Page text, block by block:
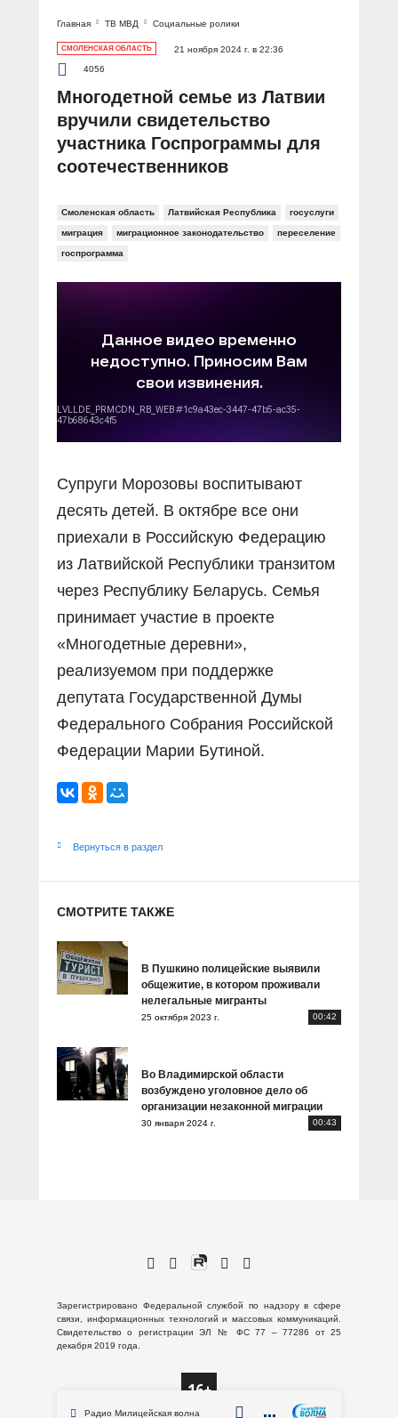
Главная ТВ МВД Социальные ролики
СМОЛЕНСКАЯ ОБЛАСТЬ
21 ноября 2024 г. в 22:36
4056
Многодетной семье из Латвии
вручили свидетельство
участника Госпрограммы для
соотечественников
Смоленская область Латвийская Республика госуслуги
миграция миграционное законодательство переселение
госпрограмма
Супруги Морозовы воспитывают
десять детей. В октябре все они
приехали в Российскую Федерацию
из Латвийской Республики транзитом
через Республику Беларусь. Семья
принимает участие в проекте
«Многодетные деревни»,
реализуемом при поддержке
депутата Государственной Думы
Федерального Собрания Российской
Федерации Марии Бутиной.
Вернуться в раздел
СМОТРИТЕ ТАКЖЕ
В Пушкино полицейские выявили
общежитие, в котором проживали
нелегальные мигранты
25 октября 2023 г. 00:42
Во Владимирской области
возбуждено уголовное дело об
организации незаконной миграции
30 января 2024 г. 00:43
Зарегистрировано Федеральной службой по надзору в сфере
связи, информационных технологий и массовых коммуникаций.
Свидетельство о регистрации ЭЛ № ФС 77 – 77286 от 25
декабря 2019 года.
Радио Милицейская волна